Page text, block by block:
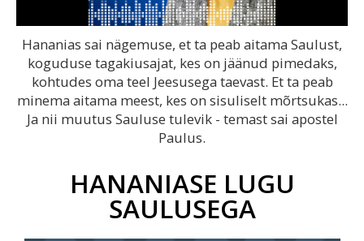
Video
Hananias sai nägemuse, et ta peab aitama Saulust,
koguduse tagakiusajat, kes on jäänud pimedaks,
kohtudes oma teel Jeesusega taevast. Et ta peab
minema aitama meest, kes on sisuliselt mõrtsukas...
Ja nii muutus Sauluse tulevik - temast sai apostel
Paulus.
HANANIASE LUGU
SAULUSEGA